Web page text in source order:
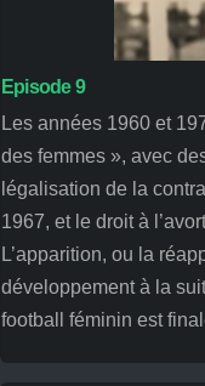
Episode 9
Les années 1960 et
des femmes », avec
légalisation de la
1967, et le droit à
L’apparition, ou la
développement à la
football féminin est